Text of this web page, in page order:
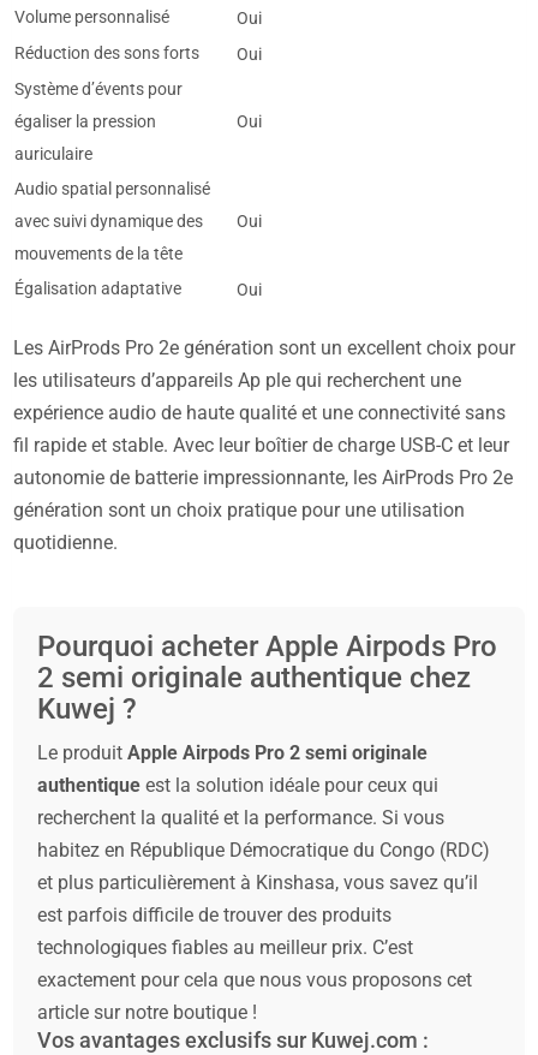
Volume personnalisé
Oui
Réduction des sons forts
Oui
Système d’évents pour
égaliser la pression
auriculaire
Oui
Audio spatial personnalisé
avec suivi dynamique des
mouvements de la tête
Oui
Égalisation adaptative Oui
Les AirProds Pro 2e génération sont un excellent choix pour
les utilisateurs d’appareils Ap ple qui recherchent une
expérience audio de haute qualité et une connectivité sans
fil rapide et stable. Avec leur boîtier de charge USB-C et leur
autonomie de batterie impressionnante, les AirProds Pro 2e
génération sont un choix pratique pour une utilisation
quotidienne.
Pourquoi acheter Apple Airpods Pro
2 semi originale authentique chez
Kuwej ?
Le produit Apple Airpods Pro 2 semi originale
authentique est la solution idéale pour ceux qui
recherchent la qualité et la performance. Si vous
habitez en République Démocratique du Congo (RDC)
et plus particulièrement à Kinshasa, vous savez qu’il
est parfois difficile de trouver des produits
technologiques fiables au meilleur prix. C’est
exactement pour cela que nous vous proposons cet
article sur notre boutique !
Vos avantages exclusifs sur Kuwej.com :